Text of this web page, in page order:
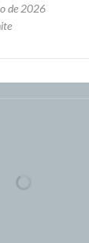
de 2026